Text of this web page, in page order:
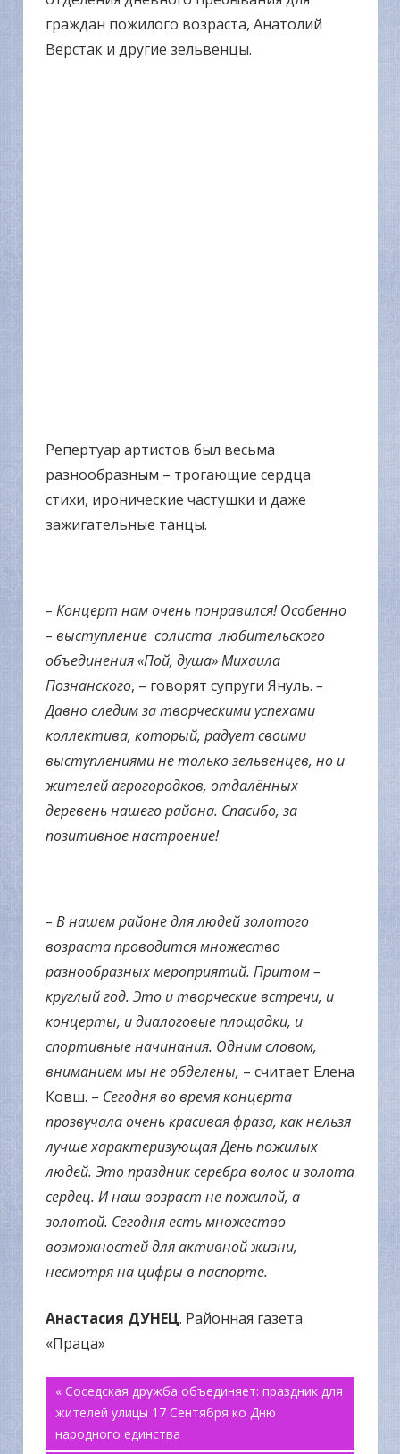
граждан пожилого возраста, Анатолий
Верстак и другие зельвенцы.
Репертуар артистов был весьма
разнообразным – трогающие сердца
стихи, иронические частушки и даже
зажигательные танцы.
– Концерт нам очень понравился! Особенно
– выступление солиста любительского
объединения «Пой, душа» Михаила
Познанского, – говорят супруги Януль. –
Давно следим за творческими успехами
коллектива, который, радует своими
выступлениями не только зельвенцев, но и
жителей агрогородков, отдалённых
деревень нашего района. Спасибо, за
позитивное настроение!
– В нашем районе для людей золотого
возраста проводится множество
разнообразных мероприятий. Притом –
круглый год. Это и творческие встречи, и
концерты, и диалоговые площадки, и
спортивные начинания. Одним словом,
вниманием мы не обделены, – считает Елена
Ковш. – Сегодня во время концерта
прозвучала очень красивая фраза, как нельзя
лучше характеризующая День пожилых
людей. Это праздник серебра волос и золота
сердец. И наш возраст не пожилой, а
золотой. Сегодня есть множество
возможностей для активной жизни,
несмотря на цифры в паспорте.
Анастасия ДУНЕЦ. Районная газета
«Праца»
Навигация
по
« Соседская дружба объединяет: праздник для
жителей улицы 17 Сентября ко Дню
народного единства